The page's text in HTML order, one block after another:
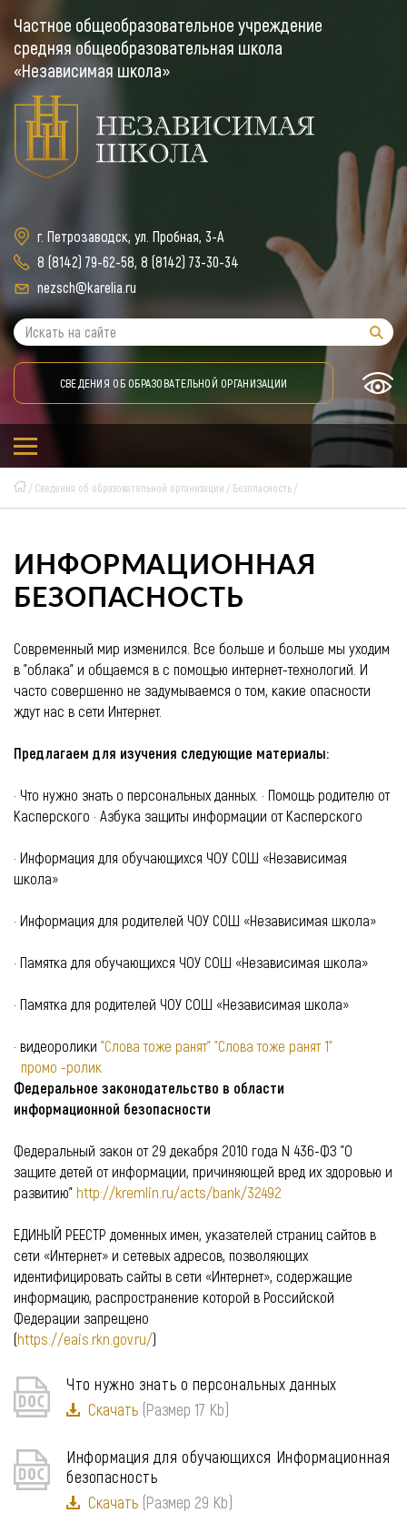
Частное общеобразовательное учреждение
средняя общеобразовательная школа
«Независимая школа»
г. Петрозаводск, ул. Пробная, 3-А
8 (8142) 79-62-58, 8 (8142) 73-30-34
nezsch@karelia.ru
СВЕДЕНИЯ ОБ ОБРАЗОВАТЕЛЬНОЙ ОРГАНИЗАЦИИ
Сведения об образовательной организации Безопасность
ИНФОРМАЦИОННАЯ
БЕЗОПАСНОСТЬ
Современный мир изменился. Все больше и больше мы уходим
в "облака" и общаемся в с помощью интернет-технологий. И
часто совершенно не задумываемся о том, какие опасности
ждут нас в сети Интернет.
Предлагаем для изучения следующие материалы:
· Что нужно знать о персональных данных. · Помощь родителю от
Касперского · Азбука защиты информации от Касперского
· Информация для обучающихся ЧОУ СОШ «Независимая
школа»
· Информация для родителей ЧОУ СОШ «Независимая школа»
· Памятка для обучающихся ЧОУ СОШ «Независимая школа»
· Памятка для родителей ЧОУ СОШ «Независимая школа»
· видеоролики "Слова тоже ранят" "Слова тоже ранят 1"
промо -ролик
Федеральное законодательство в области
информационной безопасности
Федеральный закон от 29 декабря 2010 года N 436-ФЗ "О
защите детей от информации, причиняющей вред их здоровью и
развитию" http://kremlin.ru/acts/bank/32492
ЕДИНЫЙ РЕЕСТР доменных имен, указателей страниц сайтов в
сети «Интернет» и сетевых адресов, позволяющих
идентифицировать сайты в сети «Интернет», содержащие
информацию, распространение которой в Российской
Федерации запрещено
(https://eais.rkn.gov.ru/)
Что нужно знать о персональных данных
Скачать (Размер 17 Kb)
Информация для обучающихся Информационная
безопасность
Скачать (Размер 29 Kb)